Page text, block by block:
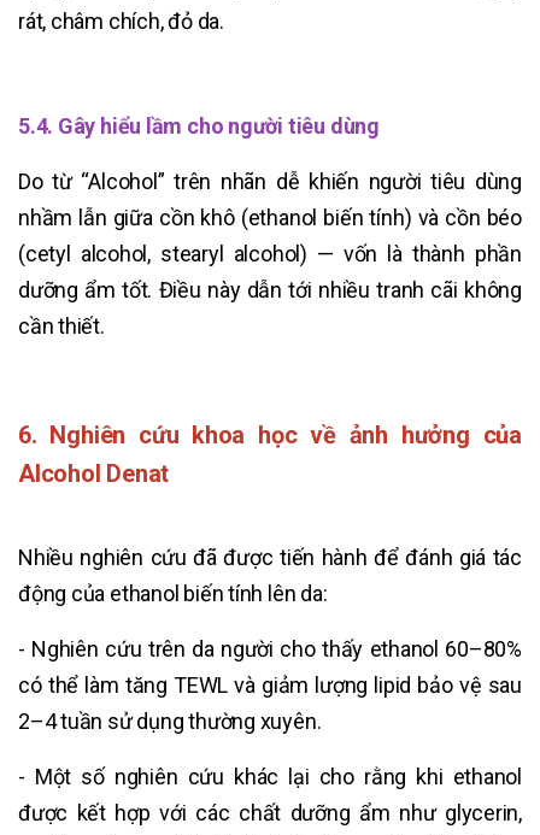
rát, châm chích, đỏ da.
5.4. Gây hiểu lầm cho người tiêu dùng
Do từ “Alcohol” trên nhãn dễ khiến người tiêu dùng
nhầm lẫn giữa cồn khô (ethanol biến tính) và cồn béo
(cetyl alcohol, stearyl alcohol) — vốn là thành phần
dưỡng ẩm tốt. Điều này dẫn tới nhiều tranh cãi không
cần thiết.
6. Nghiên cứu khoa học về ảnh hưởng của
Alcohol Denat
Nhiều nghiên cứu đã được tiến hành để đánh giá tác
động của ethanol biến tính lên da:
- Nghiên cứu trên da người cho thấy ethanol 60–80%
có thể làm tăng TEWL và giảm lượng lipid bảo vệ sau
2–4 tuần sử dụng thường xuyên.
- Một số nghiên cứu khác lại cho rằng khi ethanol
được kết hợp với các chất dưỡng ẩm như glycerin,